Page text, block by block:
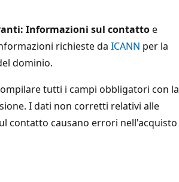
Informazioni sul contattoe
richieste da ICANN per la
dominio.
tutti i campi obbligatori con la
I dati non corretti relativi alle
contatto causano errori nell'acquisto